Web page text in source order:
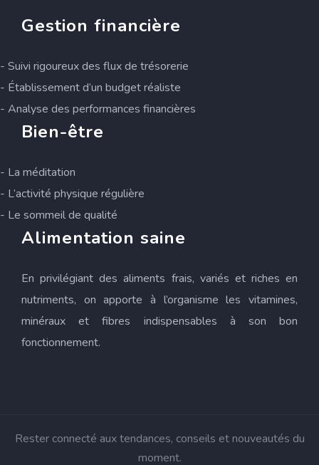
Gestion financière
- Suivi rigoureux des flux de trésorerie
- Établissement d’un budget réaliste
- Analyse des performances financières
Bien-être
- La méditation
- L’activité physique régulière
- Le sommeil de qualité
Alimentation saine
En privilégiant des aliments frais, variés et riches en
nutriments, on apporte à l’organisme les vitamines,
minéraux et fibres indispensables à son bon
fonctionnement.
Rester connecté aux tendances, conseils et nouveautés du
moment.